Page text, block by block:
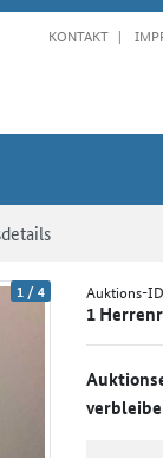
KONTAKT
1 /4 Auktions-
1